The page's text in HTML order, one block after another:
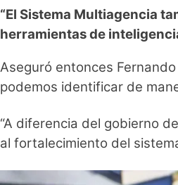
“El Sistema Multiagencia
herramientas de
Aseguró entonces
podemos identificar de
“A diferencia del gobierno
al fortalecimiento del